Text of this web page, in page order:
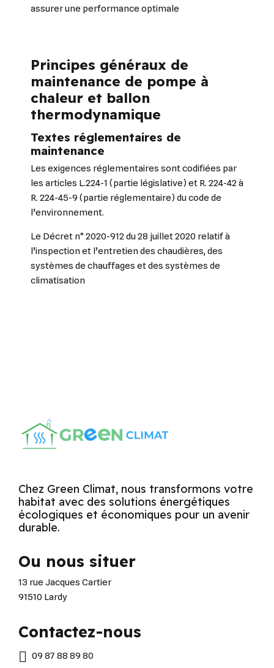
assurer une performance optimale
Principes généraux de
maintenance de pompe à
chaleur et ballon
thermodynamique
Textes réglementaires de
maintenance
Les exigences réglementaires sont codifiées par
les articles L.224-1 (partie législative) et R. 224-42 à
R. 224-45-9 (partie réglementaire) ducode de
l’environnement.
Le Décret n° 2020-912 du 28 juillet 2020 relatif à
l’inspection et l’entretien des chaudières, des
systèmes de chauffages et des systèmes de
climatisation
Chez Green Climat, nous transformons votre
habitat avec des solutions énergétiques
écologiques et économiques pour un avenir
durable.
Ou nous situer
13 rue Jacques Cartier
91510 Lardy
Contactez-nous
09 87 88 89 80